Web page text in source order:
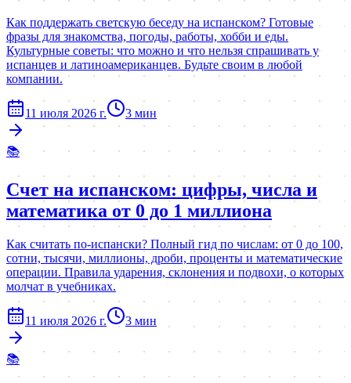
Как поддержать светскую беседу на испанском? Готовые
фразы для знакомства, погоды, работы, хобби и еды.
Культурные советы: что можно и что нельзя спрашивать у
испанцев и латиноамериканцев. Будьте своим в любой
компании.
11 июля 2026 г. 3 мин
📚
Счет на испанском: цифры, числа и
математика от 0 до 1 миллиона
Как считать по-испански? Полный гид по числам: от 0 до 100,
сотни, тысячи, миллионы, дроби, проценты и математические
операции. Правила ударения, склонения и подвохи, о которых
молчат в учебниках.
11 июля 2026 г. 3 мин
📚